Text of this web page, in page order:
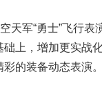
军“勇士”飞行表
上，增加更实战
的装备动态表演。